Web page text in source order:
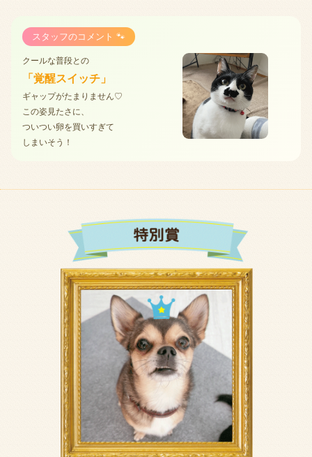
スタッフのコメント 🐾
クールな普段との
「覚醒スイッチ」
ギャップがたまりません♡
この姿見たさに、
ついつい卵を買いすぎて
しまいそう！